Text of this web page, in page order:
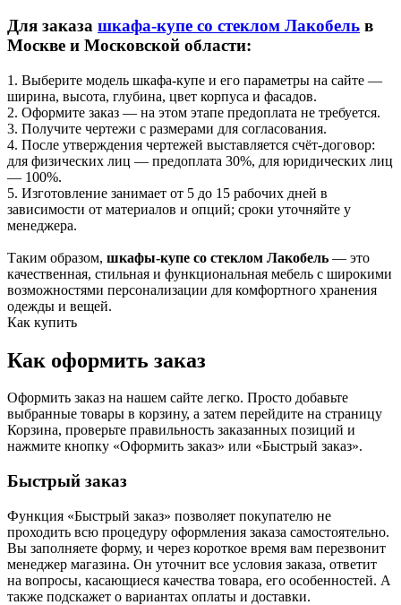
Для заказа шкафа-купе со стеклом Лакобель в
Москве и Московской области:
1. Выберите модель шкафа-купе и его параметры на сайте —
ширина, высота, глубина, цвет корпуса и фасадов.
2. Оформите заказ — на этом этапе предоплата не требуется.
3. Получите чертежи с размерами для согласования.
4. После утверждения чертежей выставляется счёт-договор:
для физических лиц — предоплата 30%, для юридических лиц
— 100%.
5. Изготовление занимает от 5 до 15 рабочих дней в
зависимости от материалов и опций; сроки уточняйте у
менеджера.
Таким образом, шкафы-купе со стеклом Лакобель — это
качественная, стильная и функциональная мебель с широкими
возможностями персонализации для комфортного хранения
одежды и вещей.
Как купить
Как оформить заказ
Оформить заказ на нашем сайте легко. Просто добавьте
выбранные товары в корзину, а затем перейдите на страницу
Корзина, проверьте правильность заказанных позиций и
нажмите кнопку «Оформить заказ» или «Быстрый заказ».
Быстрый заказ
Функция «Быстрый заказ» позволяет покупателю не
проходить всю процедуру оформления заказа самостоятельно.
Вы заполняете форму, и через короткое время вам перезвонит
менеджер магазина. Он уточнит все условия заказа, ответит
на вопросы, касающиеся качества товара, его особенностей. А
также подскажет о вариантах оплаты и доставки.